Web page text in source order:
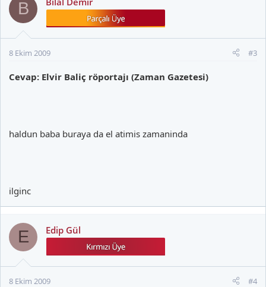
B
8 Ekim 2009 #3
Cevap: Elvir Baliç röportajı (Zaman Gazetesi)
haldun baba buraya da el atimis zamaninda
ilginc
E Edip Gül
8 Ekim 2009 #4